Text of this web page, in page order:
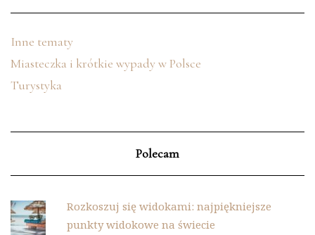
Inne tematy
Miasteczka i krótkie wypady w Polsce
Turystyka
Polecam
Rozkoszuj się widokami: najpiękniejsze
punkty widokowe na świecie